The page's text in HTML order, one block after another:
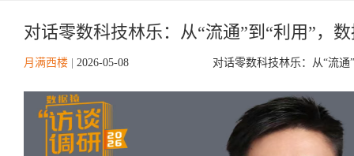
对话零数科技林乐：从“流通”到“利用”，
对话零数科技林乐：从“流
月满西楼 2026-05-08